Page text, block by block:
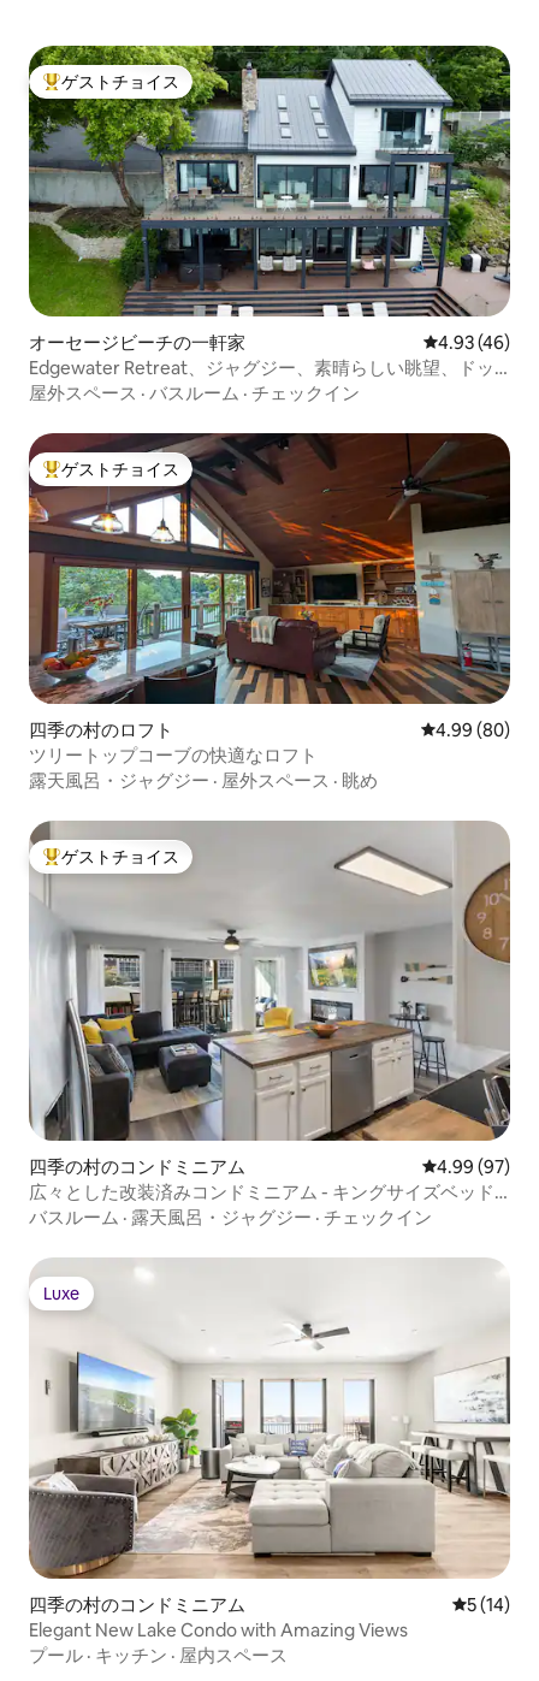
大好評のゲストチョイスです。
ゲストチョイス
オーセージビーチの一軒家 レビュー46
4.93 (46)
Edgewater Retreat、ジャグジー、素晴らしい眺望、ドッ
ク
屋外スペース · バスルーム · チェックイン
大好評のゲストチョイスです。
ゲストチョイス
四季の村のロフト レビュー80件
4.99 (80)
ツリートップコーブの快適なロフト
露天風呂・ジャグジー · 屋外スペース · 眺め
大好評のゲストチョイスです。
ゲストチョイス
四季の村のコンドミニアム レビュー97
4.99 (97)
広々とした改装済みコンドミニアム - キングサイズベッド -
プール＆ジャグジー
バスルーム · 露天風呂・ジャグジー · チェックイン
Luxe
Luxe
四季の村のコンドミニアム レビュー
5 (14)
Elegant New Lake Condo with Amazing Views
プール · キッチン · 屋内スペース